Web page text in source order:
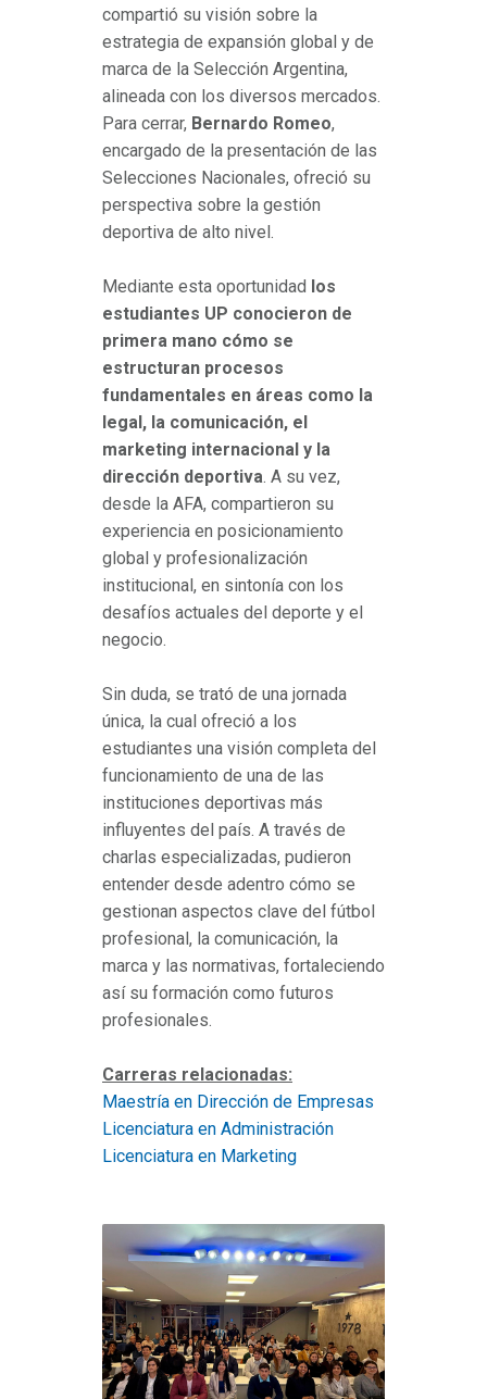
compartió su visión sobre la
estrategia de expansión global y de
marca de la Selección Argentina,
alineada con los diversos mercados.
Para cerrar, Bernardo Romeo,
encargado de la presentación de las
Selecciones Nacionales, ofreció su
perspectiva sobre la gestión
deportiva de alto nivel.
Mediante esta oportunidad los
estudiantes UP conocieron de
primera mano cómo se
estructuran procesos
fundamentales en áreas como la
legal, la comunicación, el
marketing internacional y la
dirección deportiva. A su vez,
desde la AFA, compartieron su
experiencia en posicionamiento
global y profesionalización
institucional, en sintonía con los
desafíos actuales del deporte y el
negocio.
Sin duda, se trató de una jornada
única, la cual ofreció a los
estudiantes una visión completa del
funcionamiento de una de las
instituciones deportivas más
influyentes del país. A través de
charlas especializadas, pudieron
entender desde adentro cómo se
gestionan aspectos clave del fútbol
profesional, la comunicación, la
marca y las normativas, fortaleciendo
así su formación como futuros
profesionales.
Carreras relacionadas:
Maestría en Dirección de Empresas
Licenciatura en Administración
Licenciatura en Marketing